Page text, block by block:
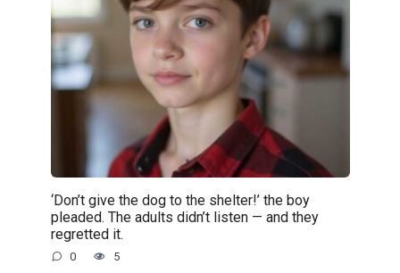
‘Don’t give the dog to the shelter!’ the boy
pleaded. The adults didn’t listen — and they
regretted it.
0 5